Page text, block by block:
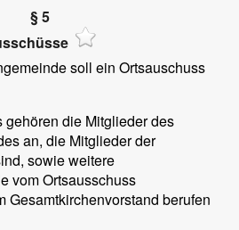
§ 5
soll ein Ortsauschuss
gehören die Mitglieder des
an, die Mitglieder der
sowie weitere
vom Ortsausschuss
Gesamtkirchenvorstand berufen